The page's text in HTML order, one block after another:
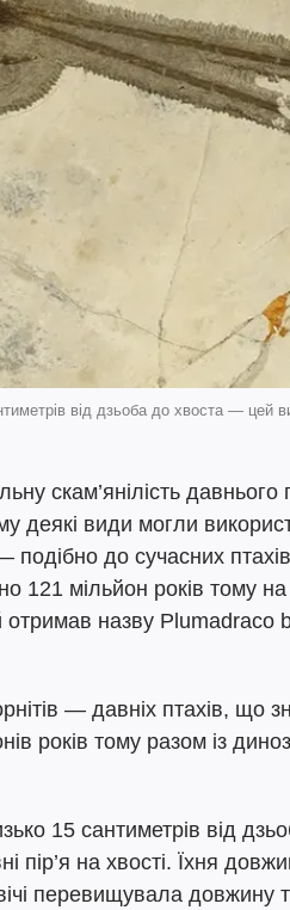
від дзьоба до хвоста — цей
скам’янілість
деякі види могли
до сучасних
121 мільйон років тому на
назву Plumadraco
— давніх птахів, що
років тому разом із
15 сантиметрів від
пір’я на хвості. Їхня
перевищувала довжину